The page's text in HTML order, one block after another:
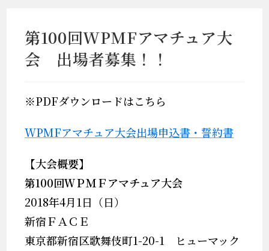
第100回WPMFアマチュア大
会 出場者募集！！
※PDFダウンロードはこちら
WPMFアマチュア大会出場申込書・誓約書
【大会概要】
第100回ＷＰＭＦアマチュア大会
2018年4月1 日（日）
新宿ＦＡＣＥ
東京都新宿区歌舞伎町1-20-1 ヒューマック